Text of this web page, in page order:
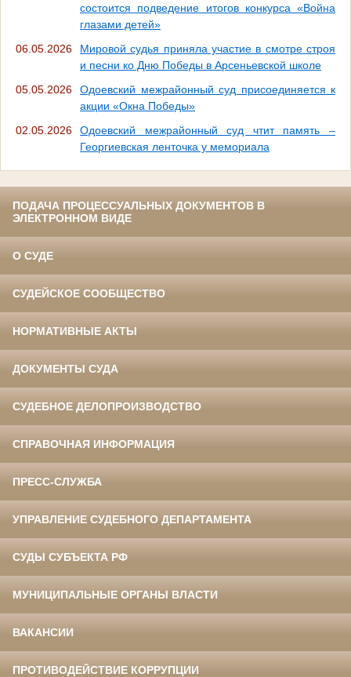
состоится подведение итогов конкурса «Война
глазами детей»
06.05.2026
Мировой судья приняла участие в смотре строя
и песни ко Дню Победы в Арсеньевской школе
05.05.2026
Одоевский межрайонный суд присоединяется к
акции «Окна Победы»
02.05.2026
Одоевский межрайонный суд чтит память –
Георгиевская ленточка у мемориала
ПОДАЧА ПРОЦЕССУАЛЬНЫХ ДОКУМЕНТОВ В
ЭЛЕКТРОННОМ ВИДЕ
О СУДЕ
СУДЕЙСКОЕ СООБЩЕСТВО
НОРМАТИВНЫЕ АКТЫ
ДОКУМЕНТЫ СУДА
СУДЕБНОЕ ДЕЛОПРОИЗВОДСТВО
СПРАВОЧНАЯ ИНФОРМАЦИЯ
ПРЕСС-СЛУЖБА
УПРАВЛЕНИЕ СУДЕБНОГО ДЕПАРТАМЕНТА
СУДЫ СУБЪЕКТА РФ
МУНИЦИПАЛЬНЫЕ ОРГАНЫ ВЛАСТИ
ВАКАНСИИ
ПРОТИВОДЕЙСТВИЕ КОРРУПЦИИ